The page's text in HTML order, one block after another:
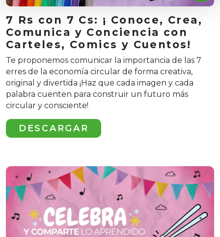
7 Rs con 7 Cs: ¡ Conoce, Crea,
Comunica y Conciencia con
Carteles, Comics y Cuentos!
Te proponemos comunicar la importancia de las 7
erres de la economía circular de forma creativa,
original y divertida ¡Haz que cada imagen y cada
palabra cuenten para construir un futuro más
circular y consciente!
DESCARGAR